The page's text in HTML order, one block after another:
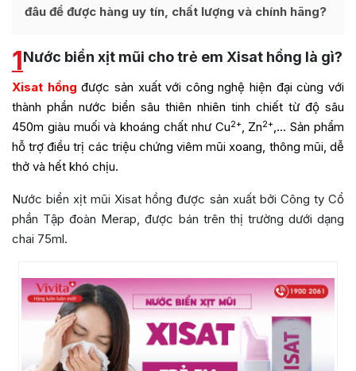
đâu để được hàng uy tín, chất lượng và chính hãng?
1Nước biển xịt mũi cho trẻ em Xisat hồng là gì?
Xisat hồng được sản xuất với công nghệ hiện đại cùng với
thành phần nước biển sâu thiên nhiên tinh chiết từ độ sâu
450m giàu muối và khoáng chất như Cu2+, Zn2+,… Sản phẩm
hỗ trợ điều trị các triệu chứng viêm mũi xoang, thông mũi, dễ
thở và hết khó chịu.
Nước biển xịt mũi Xisat hồng được sản xuất bởi Công ty Cổ
phần Tập đoàn Merap, được bán trên thị trường dưới dạng
chai 75ml.